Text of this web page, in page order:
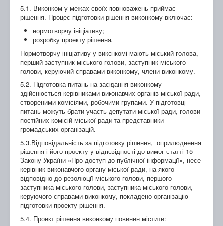
5.1. Виконком у межах своїх повноважень приймає
рішення. Процес підготовки рішення виконкому включає:
нормотворчу ініціативу;
розробку проекту рішення.
Нормотворчу ініціативу у виконкомі мають міський голова,
перший заступник міського голови, заступник міського
голови, керуючий справами виконкому, члени виконкому.
5.2. Підготовка питань на засідання виконкому
здійснюється керівниками виконавчих органів міської ради,
створеними комісіями, робочими групами. У підготовці
питань можуть брати участь депутати міської ради, голови
постійних комісій міської ради та представники
громадських організацій.
5.3.Відповідальність за підготовку рішення, оприлюднення
рішення і його проекту у відповідності до вимог статті 15
Закону України «Про доступ до публічної інформації», несе
керівник виконавчого органу міської ради, на якого
відповідно до резолюції міського голови, першого
заступника міського голови, заступника міського голови,
керуючого справами виконкому, покладено організацію
підготовки проекту рішення.
5.4. Проект рішення виконкому повинен містити: